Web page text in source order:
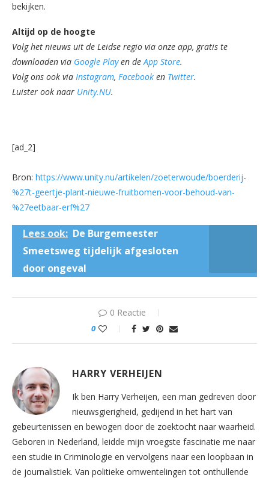
bekijken.
Altijd op de hoogte
Volg het nieuws uit de Leidse regio via onze app, gratis te
downloaden via Google Playen deApp Store.
Volg ons ook via Instagram, Facebook en Twitter.
Luister ook naar Unity.NU.
[ad_2]
Bron: https://www.unity.nu/artikelen/zoeterwoude/boerderij-
%27t-geertje-plant-nieuwe-fruitbomen-voor-behoud-van-
%27eetbaar-erf%27
Lees ook: De Burgemeester
Smeetsweg tijdelijk afgesloten
door ongeval
0 Reactie
0
HARRY VERHEIJEN
Ik ben Harry Verheijen, een man gedreven door
nieuwsgierigheid, gedijend in het hart van
gebeurtenissen en bewogen door de zoektocht naar waarheid.
Geboren in Nederland, leidde mijn vroegste fascinatie me naar
een studie in Criminologie en vervolgens naar een loopbaan in
de journalistiek. Van politieke omwentelingen tot onthullende